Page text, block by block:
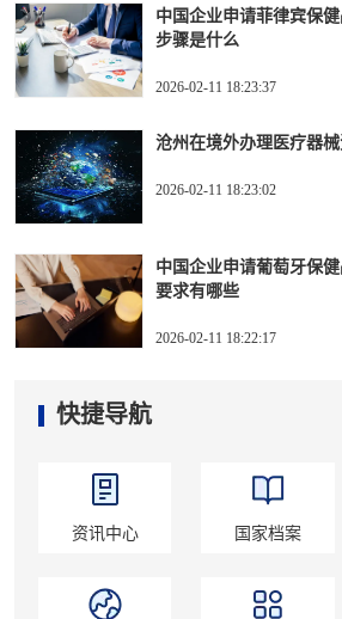
中国企业申请菲律宾保
步骤是什么
2026-02-11 18:23:37
沧州在境外办理医疗器
2026-02-11 18:23:02
中国企业申请葡萄牙保
要求有哪些
2026-02-11 18:22:17
快捷导航
资讯中心 国家档案